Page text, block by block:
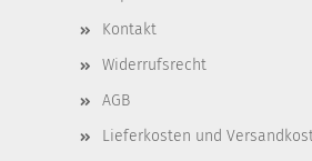
Kontakt
Widerrufsrecht
AGB
Lieferkosten und